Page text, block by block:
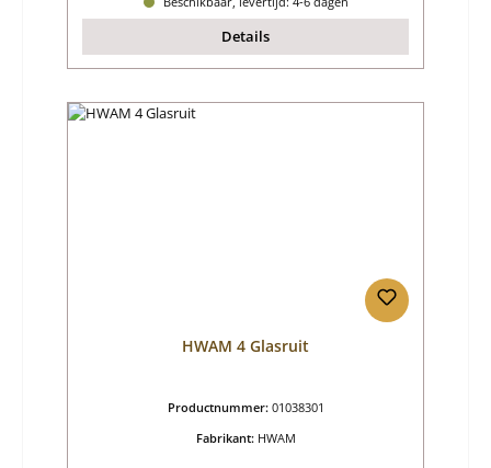
Details
HWAM 4 Glasruit
Productnummer: 01038301
Fabrikant: HWAM